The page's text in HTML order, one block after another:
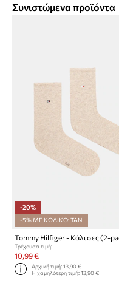
Συνιστώμενα προϊόντα
-20%
-5% ΜΕ ΚΩΔΙΚΟ: TAN
Tommy Hilfiger - Κάλτσες (2-
Τρέχουσα τιμή:
10,99 €
Αρχική τιμή:13,90 €
Η χαμηλότερη τιμή:13,90 €